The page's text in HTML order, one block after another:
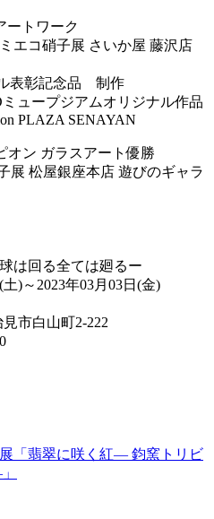
ートワーク
エコ硝子展 さいか屋 藤沢店
表彰記念品 制作
ュープジアムオリジナル作品
PLAZA SENAYAN
オン ガラスアート優勝
展 松屋銀座本店 遊びのギャラ
は回る全ては廻るー
)～2023年03月03日(金)
市白山町2-222
「翡翠に咲く紅― 鈞窯トリビ